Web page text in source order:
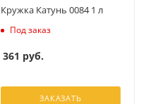
Кружка Катунь 0084 1 л
Под заказ
361 руб.
ЗАКАЗАТЬ